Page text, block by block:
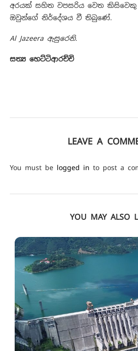
අරයක් සහිත වපසරිය වෙත
ඔවුන්ගේ නිර්දේශය වී තිබුණේ.
Al Jazeera ඇසුරෙනි.
සත්‍ය හෙට්ටිආරච්චි
LEAVE A
You must be logged in to post a
YOU MAY ALSO